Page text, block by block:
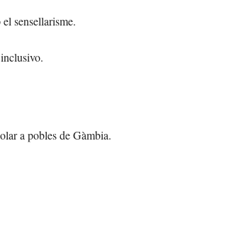
sensellarisme.
a pobles de Gàmbia.